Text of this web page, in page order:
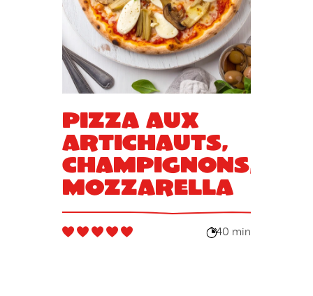
Pizza aux
artichauts,
champignons,
mozzarella
40 min